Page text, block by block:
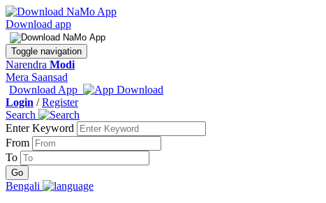
Download app
Toggle navigation
Narendra Modi
Mera Saansad
Download App
Login /Register
Search
Enter Keyword
From
To
Bengali